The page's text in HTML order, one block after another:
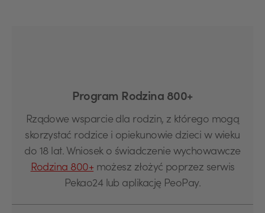
Program Rodzina 800+
Rządowe wsparcie dla rodzin, z którego mogą
skorzystać rodzice i opiekunowie dzieci w wieku
do 18 lat. Wniosek o świadczenie wychowawcze
Rodzina 800+możesz złożyć poprzez serwis
Pekao24 lub aplikację PeoPay.